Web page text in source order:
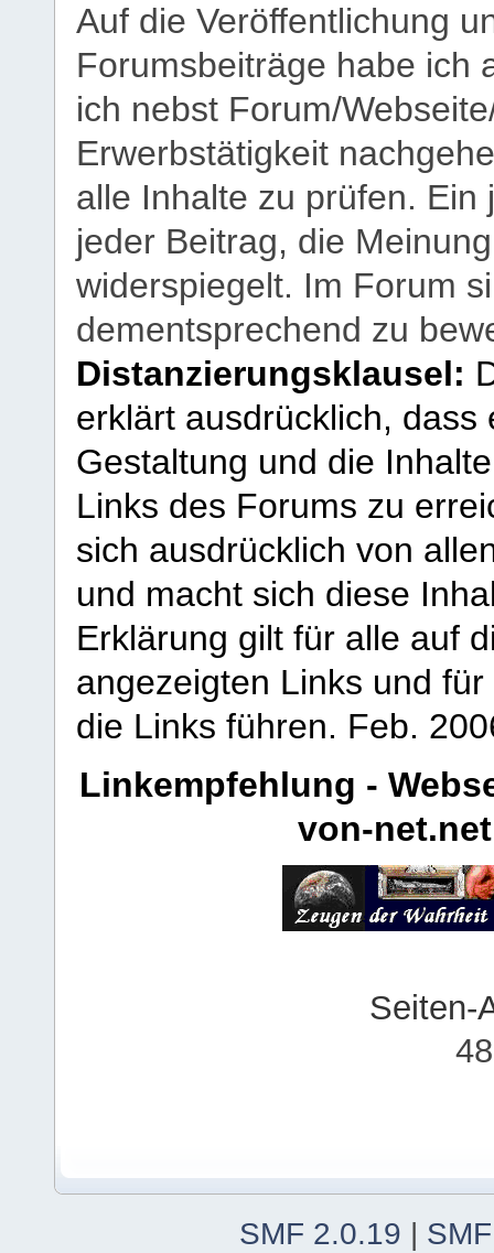
Auf die Veröffentlichung
Forumsbeiträge habe ich
ich nebst Forum/
Erwerbstätigkeit
alle Inhalte zu prüfen.
jeder Beitrag, die
widerspiegelt. Im Forum
dementsprechend zu
Distanzierungsklausel:
erklärt ausdrücklich,
Gestaltung und die
Links des Forums zu
sich ausdrücklich von
und macht sich diese
Erklärung gilt für alle auf
angezeigten Links und
die Links führen. Feb.
Linkempfehlung -
von-net.net
Seiten-
SMF 2.0.19